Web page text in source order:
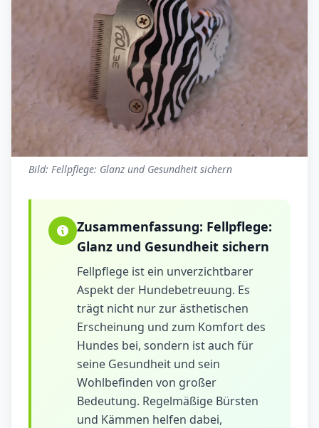
Bild: Fellpflege: Glanz und Gesundheit sichern
Zusammenfassung: Fellpflege:
Glanz und Gesundheit sichern
Fellpflege ist ein unverzichtbarer
Aspekt der Hundebetreuung. Es
trägt nicht nur zur ästhetischen
Erscheinung und zum Komfort des
Hundes bei, sondern ist auch für
seine Gesundheit und sein
Wohlbefinden von großer
Bedeutung. Regelmäßige Bürsten
und Kämmen helfen dabei,